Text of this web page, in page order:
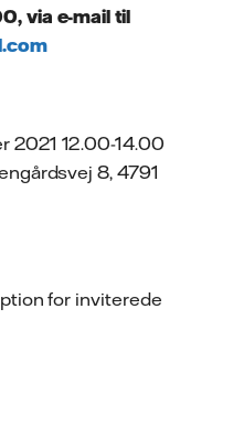
via e-mail til
2021 12.00-14.00
8, 4791
for inviterede